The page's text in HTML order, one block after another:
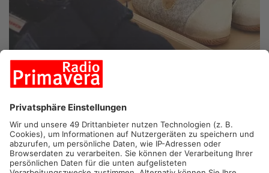
SULZBBACH.Im Vorstandsstreit der Sulzbacher Kita scheint
eine Verbesserung in Sicht. Am Abend wurde der alte Vorstand
abgewählt, nun übernehmen Bürgermeister Markus Krebs und
Günther Goldhammer die Leitung.